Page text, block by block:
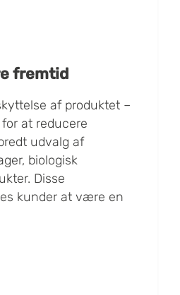
fremtid
af produktet –
at reducere
udvalg af
biologisk
Disse
kunder at være en